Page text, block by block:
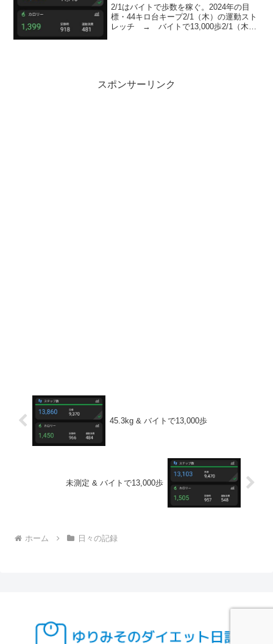
2/1はバイトで歩数を稼ぐ。2024年の目
標・44キロ台キープ2/1（木）の運動スト
レッチ → バイトで13,000歩2/1（木）
スポンサーリンク
45.3kg & バイトで13,000歩
未測定 & バイトで13,000歩
ホーム 日々の記録